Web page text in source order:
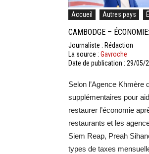
Accueil Autres pays
CAMBODGE –
Journaliste : Rédaction
La source : Gavroche
Date de publication : 29/05/
Selon l’Agence
supplémentaires pour
restaurer l’économie
restaurants et les
Siem Reap, Preah
types de taxes